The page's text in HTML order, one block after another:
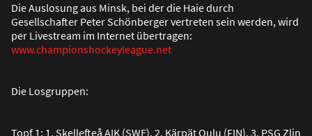
Die Auslosung aus Minsk, bei der die Haie durch
Gesellschafter Peter Schönberger vertreten sein werden, wird
per Livestream im Internet übertragen:
www.championshockeyleague.net
Die Losgruppen:
Topf 1: 1. Skellefteå AIK (SWE), 2. Kärpät Oulu (FIN), 3. PSG Zlin